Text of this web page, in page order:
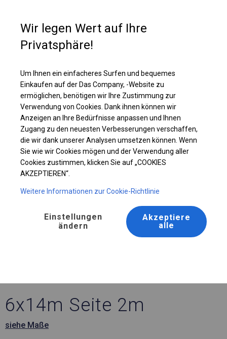
Ganzjährig geöffnete Zelthalle | 6x14 m
6x14m Seite 2m
siehe Maße
Wir legen Wert auf Ihre
Privatsphäre!
Um Ihnen ein einfacheres Surfen und bequemes
Einkaufen auf der Das Company, -Website zu
ermöglichen, benötigen wir Ihre Zustimmung zur
Verwendung von Cookies. Dank ihnen können wir
Anzeigen an Ihre Bedürfnisse anpassen und Ihnen
Zugang zu den neuesten Verbesserungen verschaffen,
die wir dank unserer Analysen umsetzen können. Wenn
Sie wie wir Cookies mögen und der Verwendung aller
Cookies zustimmen, klicken Sie auf „COOKIES
AKZEPTIEREN“.
Weitere Informationen zur Cookie-Richtlinie
Einstellungen
ändern
Akzeptiere
alle